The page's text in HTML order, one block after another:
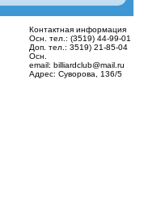
Контактная информация
Осн. тел.:(3519) 44-99-01
Доп. тел.:3519) 21-85-04
Осн.
email:billiardclub@mail.ru
Адрес:Суворова, 136/5